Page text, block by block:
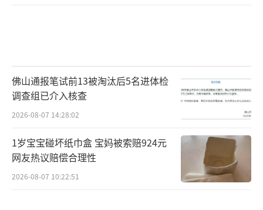
不端事件频发不能简单理解为少数人的故意违
规，也应该反思人才评价的“指挥棒”及科研
人员规范认知不足等因素。基于此，相关主管
机关、高校及其他科研单位需要预防与惩治并
举，在坚持对科研不端行为“零容忍”的同
时，还要进一步遏制学术内卷之风，深化“破
佛山通报笔试前13被淘汰后5名进体检
调查组已介入核查
2026-08-07 14:28:02
1岁宝宝碰坏纸巾盒 宝妈被索赔924元
网友热议赔偿合理性
2026-08-07 10:22:51